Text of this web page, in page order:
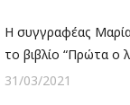
H συγγραφέας
το βιβλίο “Πρώτα ο
31/03/2021